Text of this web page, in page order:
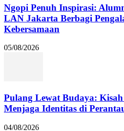
Ngopi Penuh Inspirasi:
LAN Jakarta Berbagi
Kebersamaan
05/08/2026
Pulang Lewat Budaya:
Menjaga Identitas di
04/08/2026